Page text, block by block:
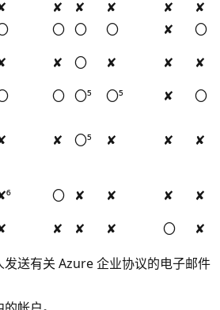
✘ ✘ ✘ ✘
✘
〇 〇 〇 ✘
〇
✘ 〇 ✘ ✘
✘
〇 〇⁵ 〇⁵ ✘
〇
✘ 〇⁵ ✘ ✘ ✘
〇 ✘ ✘ ✘
✘
✘ ✘ ✘ 〇
✘
发送有关 Azure 企业协议的电子邮件